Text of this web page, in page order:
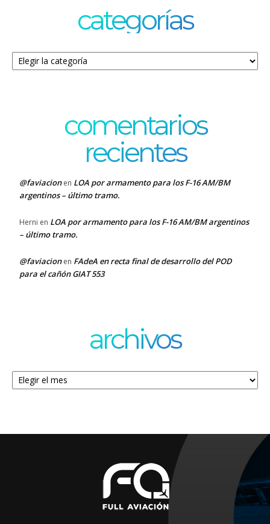
categorías
Categorías
comentarios
recientes
@faviacionen LOA por armamento para los F-16 AM/BM
argentinos – último tramo.
Herni en LOA por armamento para los F-16 AM/BM argentinos
– último tramo.
@faviacionen FAdeA en recta final de desarrollo del POD
para el cañón GIAT 553
archivos
Archivos